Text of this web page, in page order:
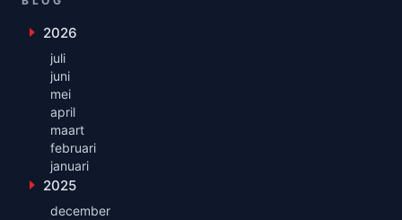
Toon maanden uit 2026
2026
juli
juni
mei
april
maart
februari
januari
Toon maanden uit 2025
2025
december